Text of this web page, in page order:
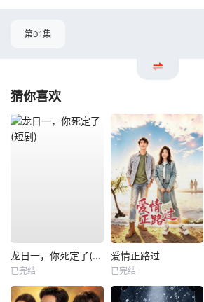
第01集
猜你喜欢
龙日一，你死定了(短剧)
已完结
爱情正路过
已完结